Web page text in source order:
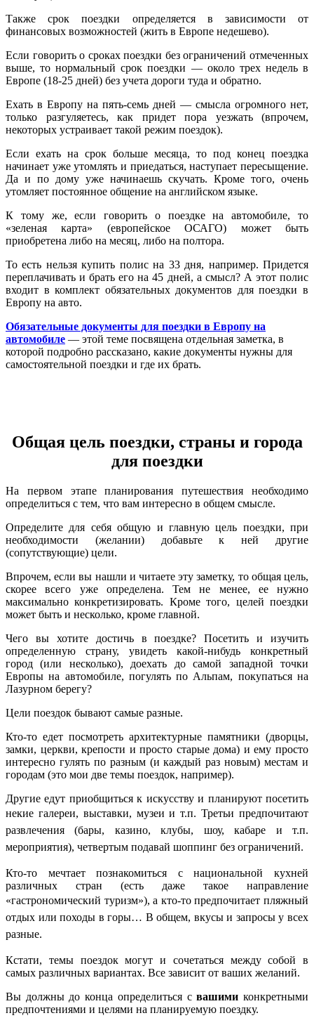
Также срок поездки определяется в зависимости от
финансовых возможностей (жить в Европе недешево).
Если говорить о сроках поездки без ограничений отмеченных
выше, то нормальный срок поездки — около трех недель в
Европе (18-25 дней) без учета дороги туда и обратно.
Ехать в Европу на пять-семь дней — смысла огромного нет,
только разгуляетесь, как придет пора уезжать (впрочем,
некоторых устраивает такой режим поездок).
Если ехать на срок больше месяца, то под конец поездка
начинает уже утомлять и приедаться, наступает пересыщение.
Да и по дому уже начинаешь скучать. Кроме того, очень
утомляет постоянное общение на английском языке.
К тому же, если говорить о поездке на автомобиле, то
«зеленая карта» (европейское ОСАГО) может быть
приобретена либо на месяц, либо на полтора.
То есть нельзя купить полис на 33 дня, например. Придется
переплачивать и брать его на 45 дней, а смысл? А этот полис
входит в комплект обязательных документов для поездки в
Европу на авто.
Обязательные документы для поездки в Европу на
автомобиле — этой теме посвящена отдельная заметка, в
которой подробно рассказано, какие документы нужны для
самостоятельной поездки и где их брать.
Общая цель поездки, страны и города
для поездки
На первом этапе планирования путешествия необходимо
определиться с тем, что вам интересно в общем смысле.
Определите для себя общую и главную цель поездки, при
необходимости (желании) добавьте к ней другие
(сопутствующие) цели.
Впрочем, если вы нашли и читаете эту заметку, то общая цель,
скорее всего уже определена. Тем не менее, ее нужно
максимально конкретизировать. Кроме того, целей поездки
может быть и несколько, кроме главной.
Чего вы хотите достичь в поездке? Посетить и изучить
определенную страну, увидеть какой-нибудь конкретный
город (или несколько), доехать до самой западной точки
Европы на автомобиле, погулять по Альпам, покупаться на
Лазурном берегу?
Цели поездок бывают самые разные.
Кто-то едет посмотреть архитектурные памятники (дворцы,
замки, церкви, крепости и просто старые дома) и ему просто
интересно гулять по разным (и каждый раз новым) местам и
городам (это мои две темы поездок, например).
Другие едут приобщиться к искусству и планируют посетить
некие галереи, выставки, музеи и т.п. Третьи предпочитают
развлечения (бары, казино, клубы, шоу, кабаре и т.п.
мероприятия), четвертым подавай шоппинг без ограничений.
Кто-то мечтает познакомиться с национальной кухней
различных стран (есть даже такое направление
«гастрономический туризм»), а кто-топредпочитает пляжный
отдых или походы в горы… В общем, вкусы и запросы у всех
разные.
Кстати, темы поездок могут и сочетаться между собой в
самых различных вариантах. Все зависит от ваших желаний.
Вы должны до конца определиться свашими конкретными
предпочтениями и целями на планируемую поездку.